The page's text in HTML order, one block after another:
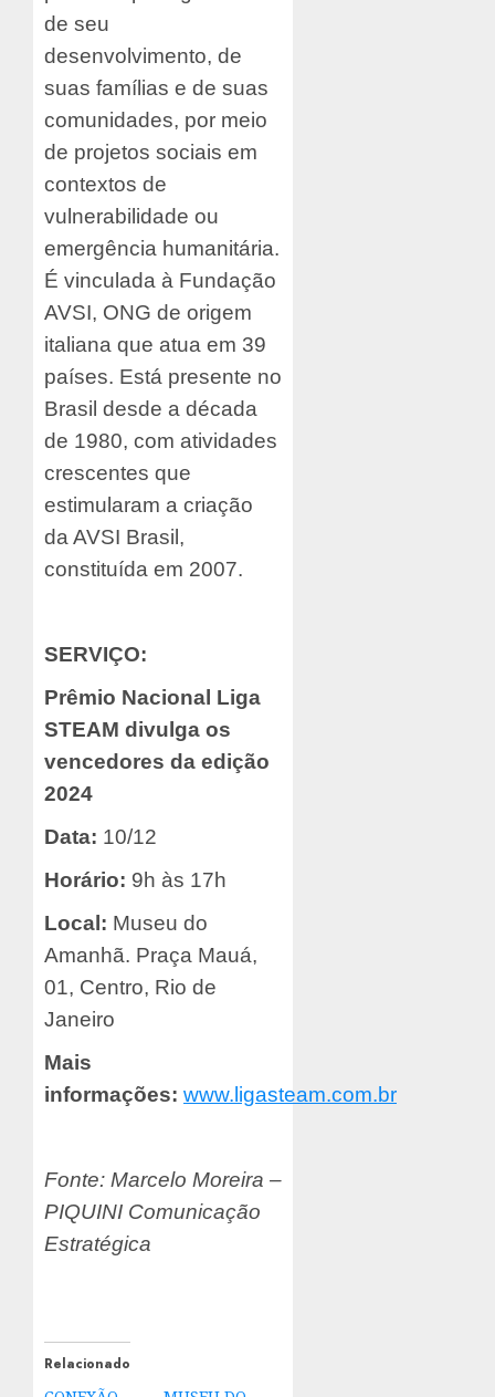
de seu
desenvolvimento, de
suas famílias e de suas
comunidades, por meio
de projetos sociais em
contextos de
vulnerabilidade ou
emergência humanitária.
É vinculada à Fundação
AVSI, ONG de origem
italiana que atua em 39
países. Está presente no
Brasil desde a década
de 1980, com atividades
crescentes que
estimularam a criação
da AVSI Brasil,
constituída em 2007.
SERVIÇO:
Prêmio Nacional Liga
STEAM divulga os
vencedores da edição
2024
Data: 10/12
Horário: 9h às 17h
Local: Museu do
Amanhã. Praça Mauá,
01, Centro, Rio de
Janeiro
Mais
informações: www.ligasteam.com.br
Fonte: Marcelo Moreira –
PIQUINI Comunicação
Estratégica
Relacionado